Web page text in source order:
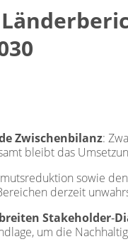
Zwischenbilanz:
bleibt das
sowie
derzeit
Stakeholder‑
um die